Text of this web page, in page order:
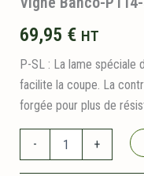
69,95 € HT
P-SL : La lame
facilite la coupe. La
forgée pour plus de
- +